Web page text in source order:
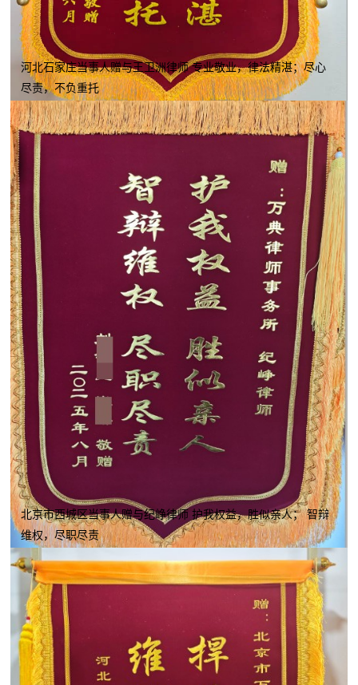
河北石家庄当事人赠与王卫洲律师 专业敬业，律法精湛；尽心
尽责，不负重托
北京市西城区当事人赠与纪峥律师 护我权益，胜似亲人； 智辩
维权，尽职尽责